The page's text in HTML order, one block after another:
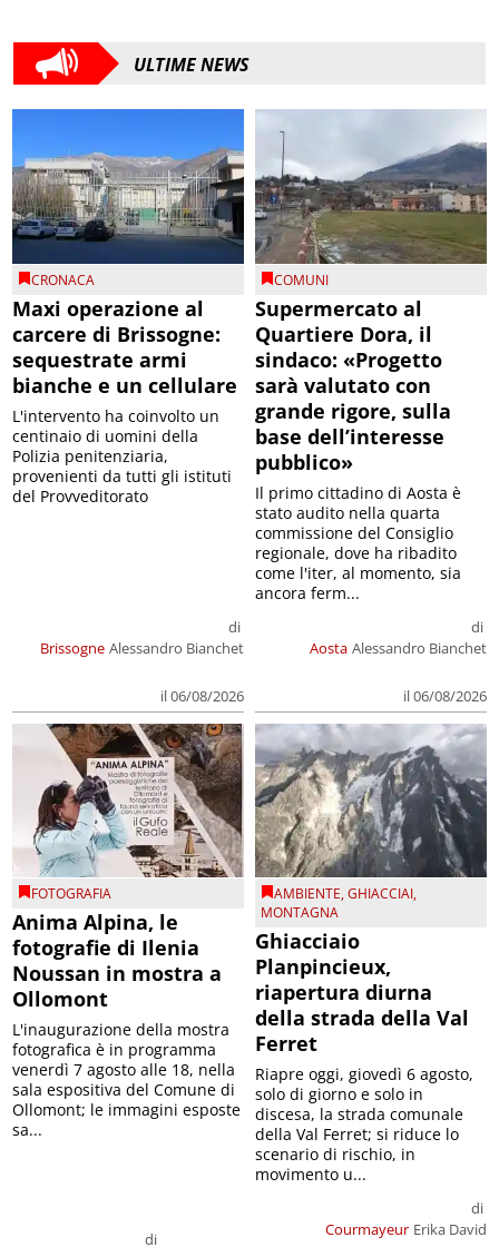
ULTIME NEWS
CRONACA
Maxi operazione al
carcere di Brissogne:
sequestrate armi
bianche e un cellulare
Brissogne
di
Alessandro Bianchet
il 06/08/2026
L'intervento ha coinvolto un
centinaio di uomini della
Polizia penitenziaria,
provenienti da tutti gli istituti
del Provveditorato
COMUNI
Supermercato al
Quartiere Dora, il
sindaco: «Progetto
sarà valutato con
grande rigore, sulla
base dell’interesse
pubblico»
Aosta
di
Alessandro Bianchet
il 06/08/2026
Il primo cittadino di Aosta è
stato audito nella quarta
commissione del Consiglio
regionale, dove ha ribadito
come l'iter, al momento, sia
ancora ferm...
FOTOGRAFIA
Anima Alpina, le
fotografie di Ilenia
Noussan in mostra a
Ollomont
di
L'inaugurazione della mostra
fotografica è in programma
venerdì 7 agosto alle 18, nella
sala espositiva del Comune di
Ollomont; le immagini esposte
sa...
AMBIENTE,GHIACCIAI,
MONTAGNA
Ghiacciaio
Planpincieux,
riapertura diurna
della strada della Val
Ferret
Courmayeur
di
Erika David
Riapre oggi, giovedì 6 agosto,
solo di giorno e solo in
discesa, la strada comunale
della Val Ferret; si riduce lo
scenario di rischio, in
movimento u...